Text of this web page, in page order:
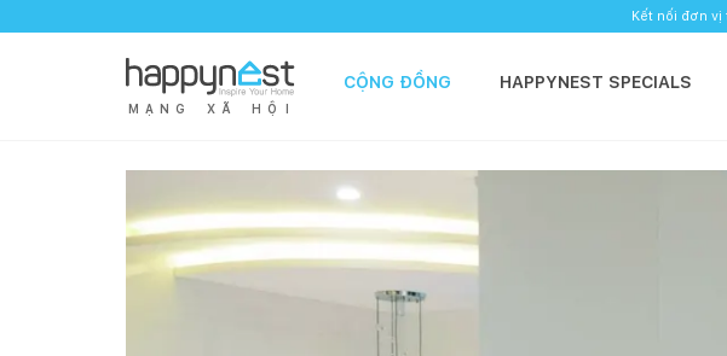
Kết nối đơn
M Ạ N G X Ã H Ộ I
CỘNG ĐỒNG HAPPYNEST SPECIALS